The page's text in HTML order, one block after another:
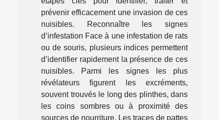
prévenir efficacement une invasion de ces
nuisibles. Reconnaître les signes
d’infestation Face à une infestation de rats
ou de souris, plusieurs indices permettent
d’identifier rapidement la présence de ces
nuisibles. Parmi les signes les plus
révélateurs figurent les excréments,
souvent trouvés le long des plinthes, dans
les coins sombres ou à proximité des
sources de nourriture. Les traces de pattes